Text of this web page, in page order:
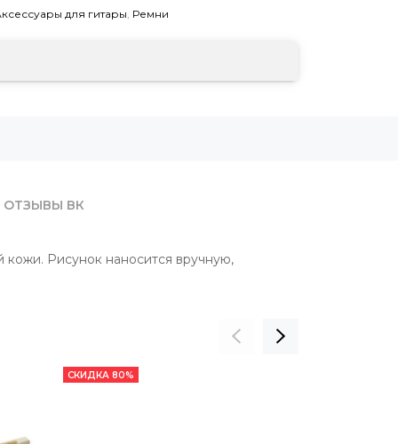
для гитары, Ремни
ОТЗЫВЫ ВК
кожи. Рисунок наносится вручную,
СКИДКА 80%